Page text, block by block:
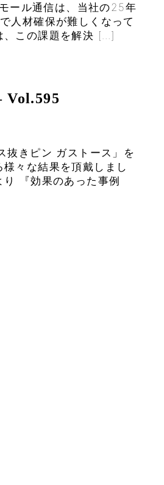
ール通信は、当社の25年
人材確保が難しくなって
、この課題を解決 […]
Vol.595
抜きピン ガストース」を
々な結果を頂戴しまし
『効果のあった事例